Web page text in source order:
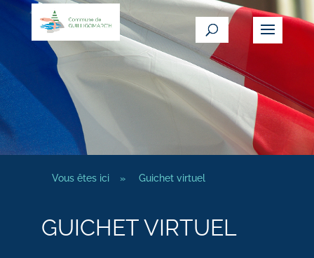
Vous êtes ici » Guichet virtuel
GUICHET VIRTUEL